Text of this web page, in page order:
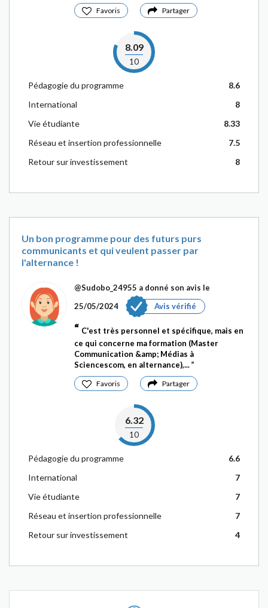
Favoris Partager
8.09
10
Pédagogie du programme
8.6
International
8
Vie étudiante
8.33
Réseau et insertion professionnelle
7.5
Retour sur investissement
8
Un bon programme pour des futurs purs
communicants et qui veulent passer par
l'alternance !
@Sudobo_24955 a donné son avis le
25/05/2024
Avis vérifié
C'est très personnel et spécifique, mais en
ce qui concerne ma formation (Master
Communication &amp; Médias à
Sciencescom, en alternance),...
Favoris Partager
6.32
10
Pédagogie du programme
6.6
International
7
Vie étudiante
7
Réseau et insertion professionnelle
7
Retour sur investissement
4